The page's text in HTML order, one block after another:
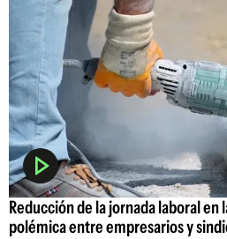
Reducción de la jornada laboral
polémica entre empresarios y